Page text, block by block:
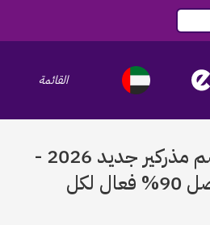
navigation
القائمة
مذركير كوبون خصم مذركير جديد 2026 -
كوبون تخفيض يصل 90% فعال لكل